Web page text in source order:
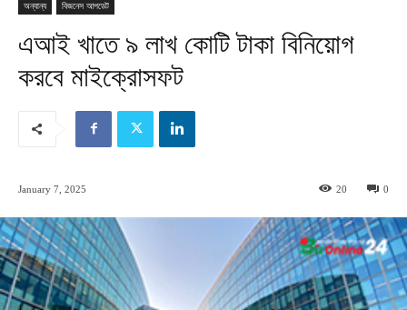
অন্যান্য বিজনেস আপডেট
এআই খাতে ৯ লাখ কোটি টাকা বিনিয়োগ
করবে মাইক্রোসফট
January 7, 2025 0
20